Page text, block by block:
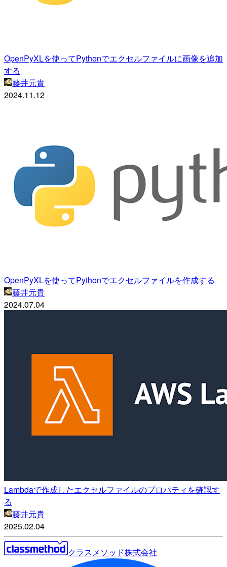
OpenPyXLを使ってPythonでエクセルファイルに画像を追加
する
藤井元貴
2024.11.12
OpenPyXLを使ってPythonでエクセルファイルを作成する
藤井元貴
2024.07.04
Lambdaで作成したエクセルファイルのプロパティを確認す
る
藤井元貴
2025.02.04
クラスメソッド株式会社